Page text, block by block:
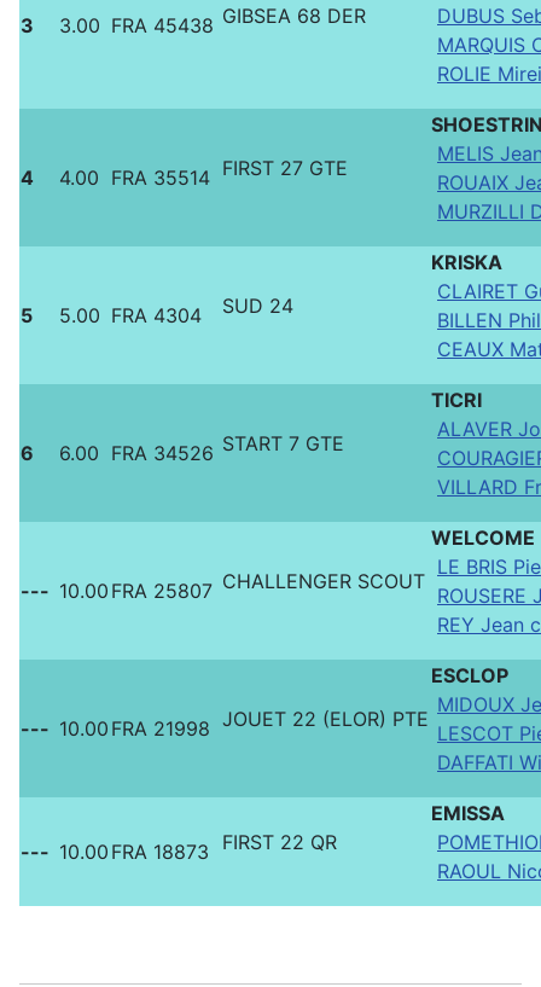
3 3.00 FRA 45438 GIBSEA 68 DER
DUBUS
MARQUIS
ROLIE
4 4.00 FRA 35514 FIRST 27 GTE
MELIS
ROUAIX
MURZILLI
5 5.00 FRA 4304 SUD 24
KRISKA
CLAIRET
BILLEN
CEAUX
6 6.00 FRA 34526 START 7 GTE
TICRI
ALAVER
VILLARD
--- 10.00 FRA 25807 CHALLENGER SCOUT
WELCOME
LE BRIS
ROUSERE
REY Jean
--- 10.00 FRA 21998 JOUET 22 (ELOR) PTE
ESCLOP
MIDOUX
LESCOT
DAFFATI
--- 10.00 FRA 18873 FIRST 22 QR
EMISSA
RAOUL